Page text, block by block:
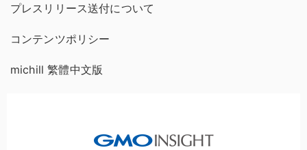
プレスリリース送付について
コンテンツポリシー
michill 繁體中文版